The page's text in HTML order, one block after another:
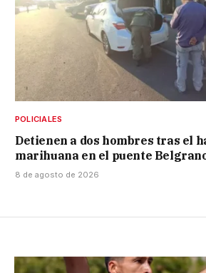
POLICIALES
Detienen a dos hombres tras el
marihuana en el puente
8 de agosto de 2026